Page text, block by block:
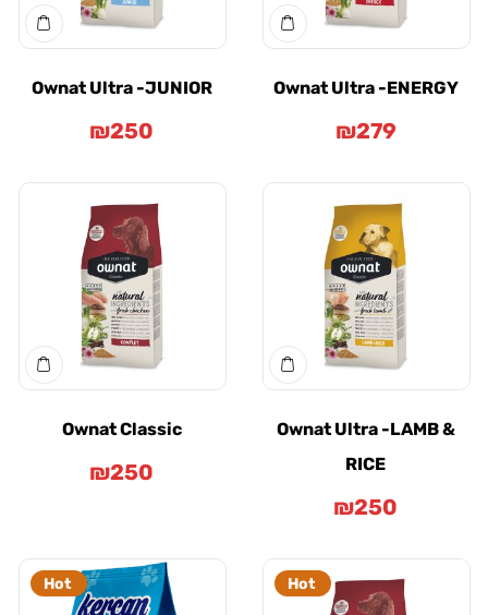
Ownat Ultra -
₪
Ownat Ultra -JUNIOR
₪
Ownat Ultra -
₪
Ownat Classic
₪
Hot
Hot